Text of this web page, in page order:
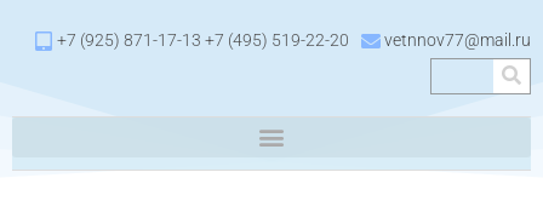
+7 (925) 871-17-13 +7 (495) 519-22-20 vetnnov77@mail.ru